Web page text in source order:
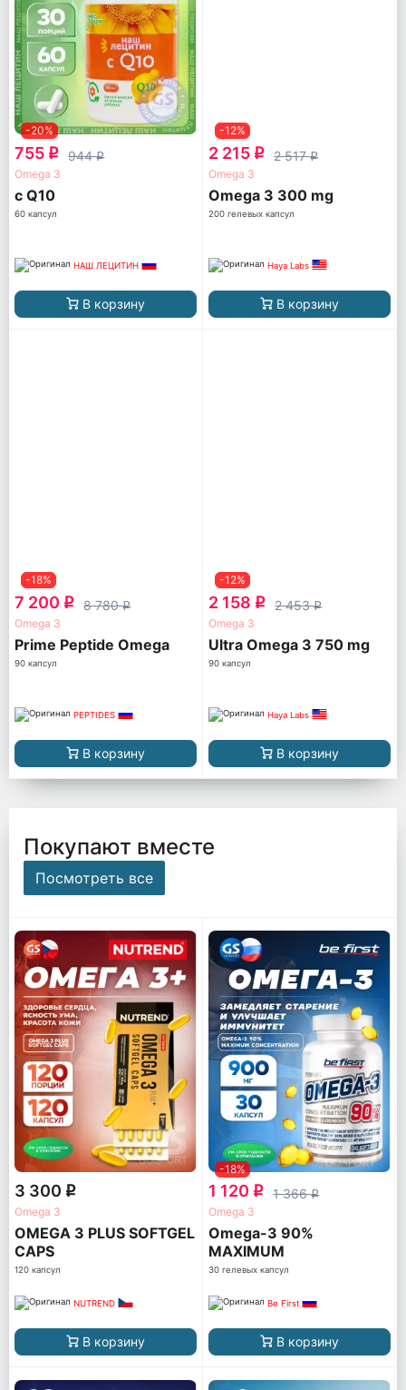
-20%
755 q 944q
Omega 3
с Q10
60 капсул
НАШ ЛЕЦИТИН
В корзину
-12%
2 215 q 2 517q
Omega 3
Omega 3 300 mg
200 гелевых капсул
Haya Labs
В корзину
-18%
7 200 q 8 780q
Omega 3
Prime Peptide Omega
90 капсул
PEPTIDES
В корзину
-12%
2 158 q 2 453q
Omega 3
Ultra Omega 3 750 mg
90 капсул
Haya Labs
В корзину
Покупают вместе
Посмотреть все
3 300 q
Omega 3
OMEGA 3 PLUS SOFTGEL
CAPS
120 капсул
NUTREND
В корзину
-18%
1 120 q 1 366q
Omega 3
Omega-3 90%
MAXIMUM
CONCENTRATION
30 гелевых капсул
Be First
В корзину